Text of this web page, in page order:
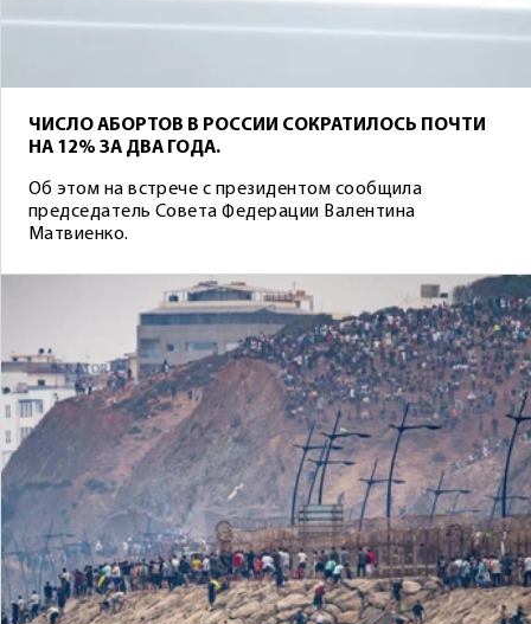
ЧИСЛО АБОРТОВ В РОССИИ СОКРАТИЛОСЬ ПОЧТИ
НА 12% ЗА ДВА ГОДА.
Об этом на встрече с президентом сообщила
председатель Совета Федерации Валентина
Матвиенко.